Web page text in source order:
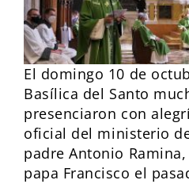
El domingo 10 de
Basílica del Santo
presenciaron con
oficial del ministerio
padre Antonio
papa Francisco el